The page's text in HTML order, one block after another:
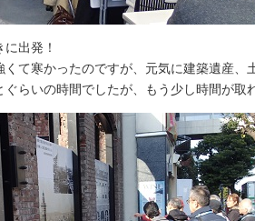
出発！
くて寒かったのですが、元気に建築遺産、
ぐらいの時間でしたが、もう少し時間が取